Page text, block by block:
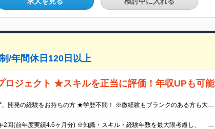
/年間休日120日以上
ジェクト ★スキルを正当に評価！年収UPも可能
★分野・年数・工程を問わず、開発の経験をお持ちの方 ★学歴不問！ ※微経験もブランクのある方も大歓迎です！ ※今回の募集では一人でも多くの方とお会いさせていただく予定です！ ≪求める人物像≫ ◎エンジニア主体の思考を持った会社で働きたい方 ◎スキルに見合った収入を手にしたい方
月額25万円～52万円＋賞与年2回(前年度実績4.6ヶ月分) ※知識・スキル・経験年数を最大限考慮し、 十分な話し合いのうえ決定いたします。 ※別途、交通費支給(月5万円まで)あり ※試用期間6ヶ月あり(給与に変更なし)